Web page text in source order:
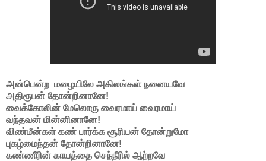
அன்பென்ற மழையிலே அகிலங்கள் நனையவே
அதிரூபன் தோன்றினானே!
வைக்கோலின் மேலொரு வைரமாய் வைரமாய்
வந்தவன் மின்னினானே!
விண்மீன்கள் கண் பார்க்க சூரியன் தோன்றுமோ
புகழ்மைந்தன் தோன்றினானே!
கண்ணீரின் காயத்தை செந்நீரில் ஆற்றவே